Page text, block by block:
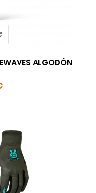
ALGODÓN